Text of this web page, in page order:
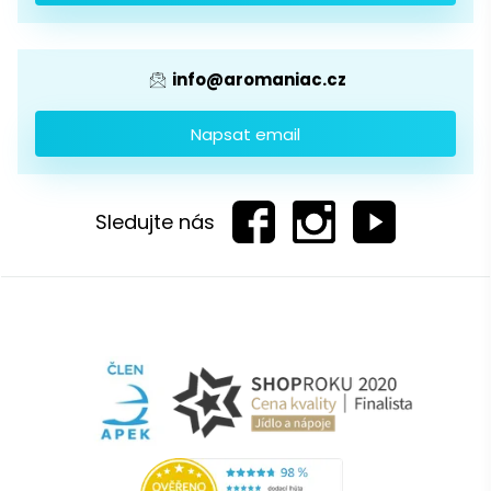
info@aromaniac.cz
Napsat email
Sledujte nás